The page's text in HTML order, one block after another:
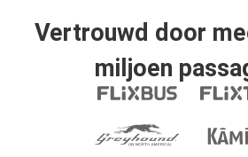
Vertrouwd door
miljoen